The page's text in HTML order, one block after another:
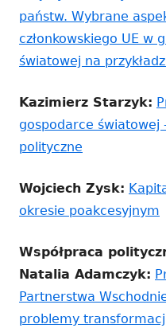
państw. Wybrane
członkowskiego UE w
światowej na
Kazimierz Starzyk:
gospodarce światowej
polityczne
Wojciech Zysk:
okresie poakcesyjnym
Współpraca
Natalia Adamczyk:
Partnerstwa
problemy